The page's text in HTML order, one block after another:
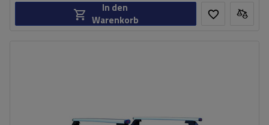
In den
Warenkorb